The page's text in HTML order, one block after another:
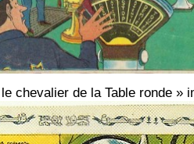
chevalier de la Table ronde »